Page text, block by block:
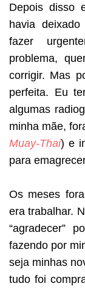
Depois disso
havia
fazer
problema,
corrigir. Mas
perfeita. Eu
algumas
minha mãe,
Muay-Thai) e
para
Os meses
era trabalhar.
“agradecer”
fazendo por
seja minhas
tudo foi